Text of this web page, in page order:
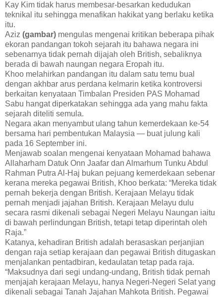
Kay Kim tidak harus membesar-besarkan kedudukan
teknikal itu sehingga menafikan hakikat yang berlaku ketika
itu.
Aziz (gambar) mengulas mengenai kritikan beberapa pihak
ekoran pandangan tokoh sejarah itu bahawa negara ini
sebenarnya tidak pernah dijajah oleh British, sebaliknya
berada di bawah naungan negara Eropah itu.
Khoo melahirkan pandangan itu dalam satu temu bual
dengan akhbar arus perdana kelmarin ketika kontroversi
berkaitan kenyataan Timbalan Presiden PAS Mohamad
Sabu hangat diperkatakan sehingga ada yang mahu fakta
sejarah diteliti semula.
Negara akan menyambut ulang tahun kemerdekaan ke-54
bersama hari pembentukan Malaysia — buat julung kali
pada 16 September ini.
Menjawab soalan mengenai kenyataan Mohamad bahawa
Allaharham Datuk Onn Jaafar dan Almarhum Tunku Abdul
Rahman Putra Al-Haj bukan pejuang kemerdekaan sebenar
kerana mereka pegawai British, Khoo berkata: “Mereka tidak
pernah bekerja dengan British. Kerajaan Melayu tidak
pernah menjadi jajahan British. Kerajaan Melayu dulu
secara rasmi dikenali sebagai Negeri Melayu Naungan iaitu
di bawah perlindungan British, tetapi tetap diperintah oleh
Raja.”
Katanya, kehadiran British adalah berasaskan perjanjian
dengan raja setiap kerajaan dan pegawai British ditugaskan
menjalankan pentadbiran, kedaulatan tetap pada raja.
“Maksudnya dari segi undang-undang, British tidak pernah
menjajah kerajaan Melayu, hanya Negeri-Negeri Selat yang
dikenali sebagai Tanah Jajahan Mahkota British. Pegawai